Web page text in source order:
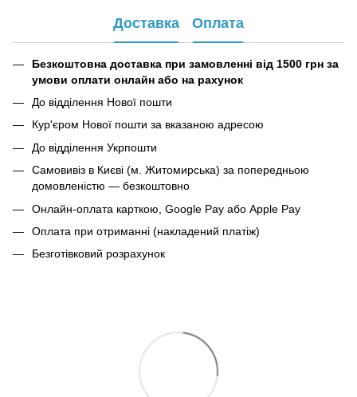
Доставка Оплата
Безкоштовна доставка при замовленні від 1500 грн за
умови оплати онлайн або на рахунок
До відділення Нової пошти
Кур'єром Нової пошти за вказаною адресою
До відділення Укрпошти
Самовивіз в Києві (м. Житомирська) за попередньою
домовленістю — безкоштовно
Онлайн-оплата карткою, Google Pay або Apple Pay
Оплата при отриманні (накладений платіж)
Безготівковий розрахунок